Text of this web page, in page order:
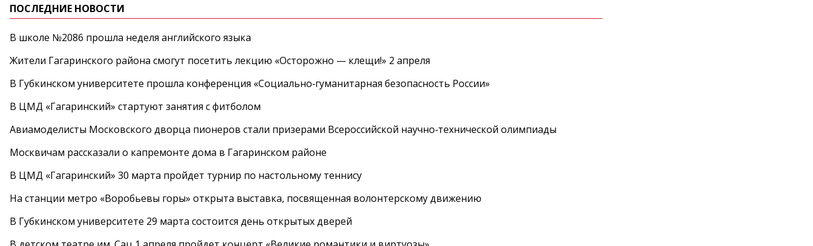
ПОСЛЕДНИЕ НОВОСТИ
В школе №2086 прошла неделя английского языка
Жители Гагаринского района смогут посетить лекцию «Осторожно — клещи!» 2 апреля
В Губкинском университете прошла конференция «Социально‑гуманитарная безопасность России»
В ЦМД «Гагаринский» стартуют занятия с фитболом
Авиамоделисты Московского дворца пионеров стали призерами Всероссийской научно‑технической олимпиады
Москвичам рассказали о капремонте дома в Гагаринском районе
В ЦМД «Гагаринский» 30 марта пройдет турнир по настольному теннису
На станции метро «Воробьевы горы» открыта выставка, посвященная волонтерскому движению
В Губкинском университете 29 марта состоится день открытых дверей